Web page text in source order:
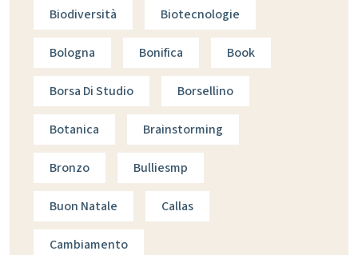
Biodiversità Biotecnologie
Bologna Bonifica Book
Borsa Di Studio Borsellino
Botanica Brainstorming
Bronzo Bulliesmp
Buon Natale Callas
Cambiamento